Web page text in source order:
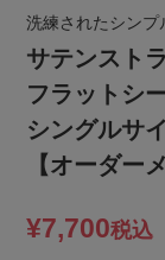
洗練されたシンプ
サテンスト
フラットシ
シングルサ
【オーダー
¥7,700税込